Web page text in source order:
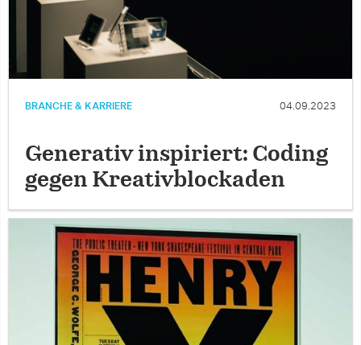
BRANCHE & KARRIERE 04.09.2023
Generativ inspiriert: Coding
gegen Kreativblockaden